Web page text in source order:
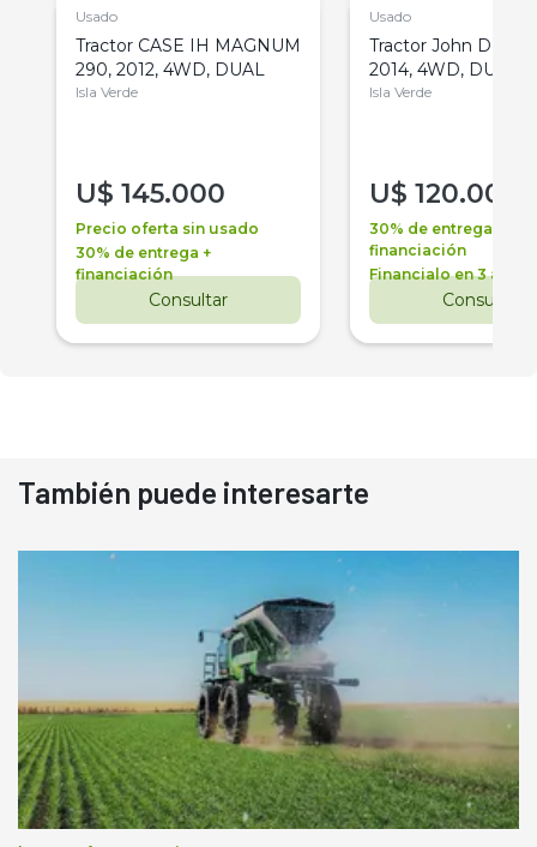
Usado
Tractor CASE IH MAGNUM
290, 2012, 4WD, DUAL
Isla Verde
U$ 145.000
Precio oferta sin usado
30% de entrega +
financiación
Consultar
Usado
Tractor John Deere
2014, 4WD, DUAL
Isla Verde
U$ 120.000
30% de entrega +
financiación
Financialo en 3 años
Consultar
También puede interesarte